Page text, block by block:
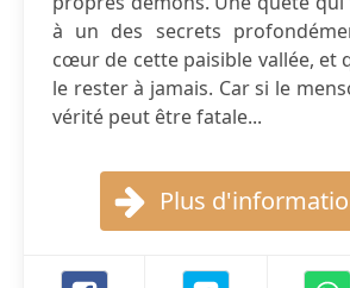
à un des secrets
cœur de cette paisible vallée, et
le rester à jamais. Car si le
vérité peut être fatale...
Plus